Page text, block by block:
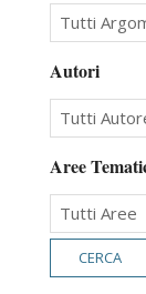
Autori
Aree